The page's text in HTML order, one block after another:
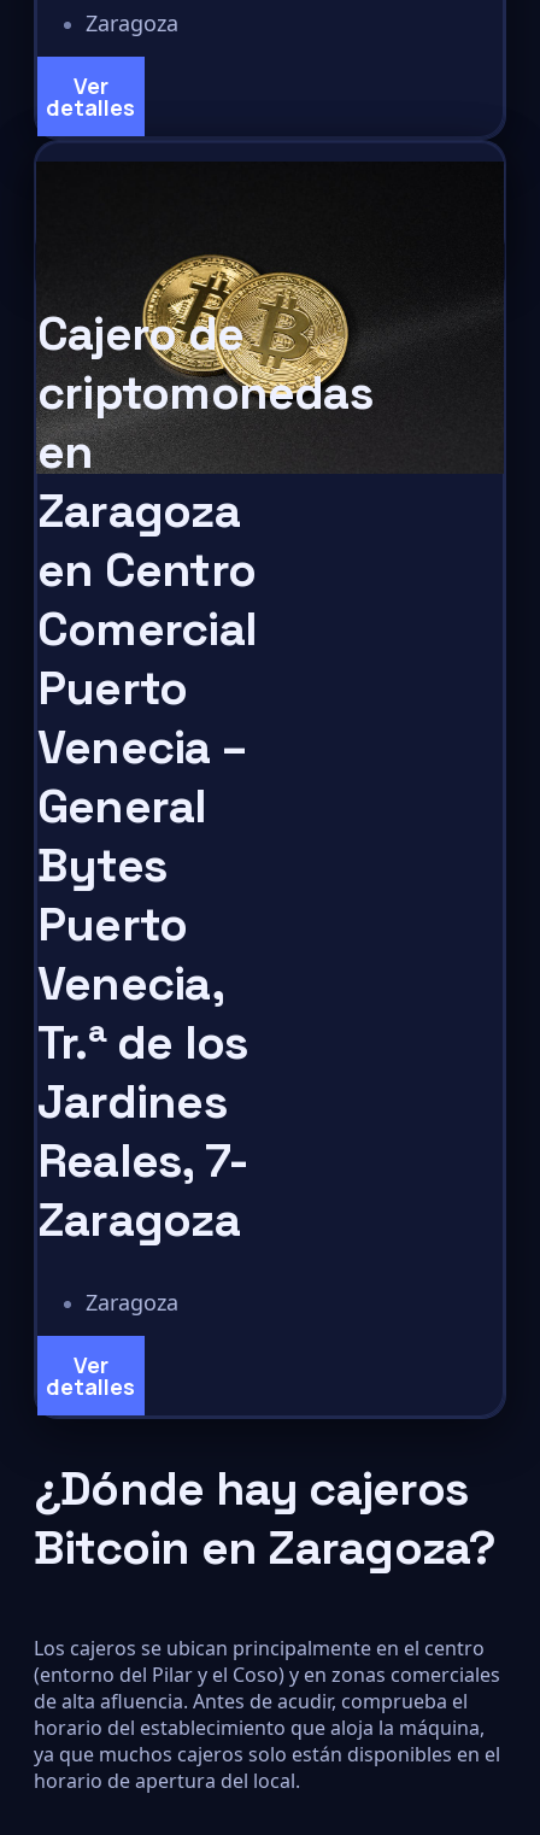
Zaragoza
Ver
detalles
Cajero de
criptomonedas
en
Zaragoza
en Centro
Comercial
Puerto
Venecia –
General
Bytes
Puerto
Venecia,
Tr.ª de los
Jardines
Reales, 7-
Zaragoza
Zaragoza
Ver
detalles
¿Dónde hay cajeros
Bitcoin en Zaragoza?
Los cajeros se ubican principalmente en el centro
(entorno del Pilar y el Coso) y en zonas comerciales
de alta afluencia. Antes de acudir, comprueba el
horario del establecimiento que aloja la máquina,
ya que muchos cajeros solo están disponibles en el
horario de apertura del local.